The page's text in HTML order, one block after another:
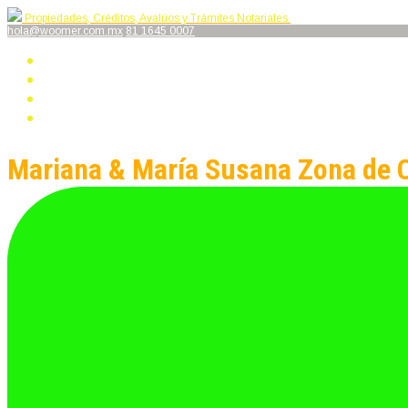
Propiedades, Créditos, Avalúos y Trámites Notariales.
hola@woomer.com.mx 81 1645 0007
Mariana & María Susana Zona de